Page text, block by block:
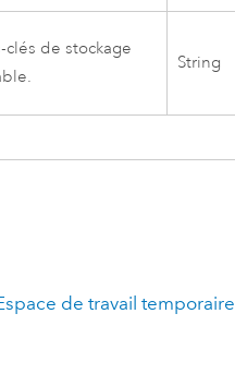
de stockage
String
de travail temporaire